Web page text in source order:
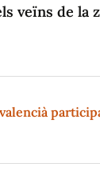
veïns de la